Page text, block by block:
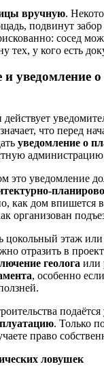
вручную.
подвинут
сосед
тех, у кого есть
и уведомление
что перед
уведомление о
это уведомление
как дом впишется
организован
цокольный этаж
отразить в
геолога или
, особенно
подаётся
. Только
право
ловушек